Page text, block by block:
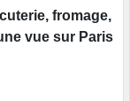
fromage,
vue sur Paris